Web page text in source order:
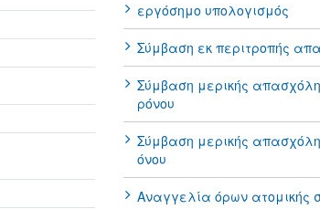
εργόσημο υπολογισμός
Σύμβαση εκ περιτροπής
Σύμβαση μερικής
ρόνου
Σύμβαση μερικής
όνου
Αναγγελία όρων ατομικής